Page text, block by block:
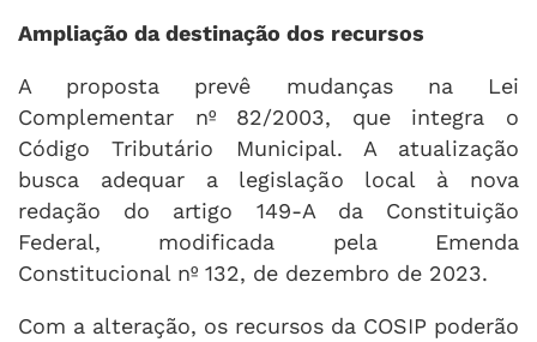
Ampliação da destinação dos recursos
A proposta prevê mudanças na Lei
Complementar nº 82/2003, que integra o
Código Tributário Municipal. A atualização
busca adequar a legislação local à nova
redação do artigo 149-A da Constituição
Federal, modificada pela Emenda
Constitucional nº 132, de dezembro de 2023.
Com a alteração, os recursos da COSIP poderão